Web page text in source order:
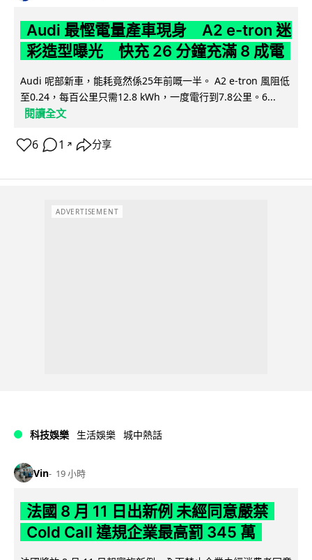
Audi 最慳電量產車現身 A2 e-tron 迷
彩造型曝光 快充 26 分鐘充滿 8 成電
Audi 呢部新車，能耗竟然係25年前嘅一半。 A2 e-tron 風阻低
至0.24，每百公里只需12.8 kWh，一度電行到7.8公里。6...
閱讀全文
6 1 ↗ 分享
ADVERTISEMENT
科技娛樂 生活娛樂 城中熱話
Vin 19 小時
法國 8 月 11 日出新例 未經同意嚴禁
Cold Call 違規企業最高罰 345 萬